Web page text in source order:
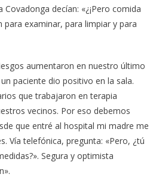
decían: «¿¡Pero comida
para examinar, para limpiar y para
aumentaron en nuestro último
paciente dio positivo en la sala.
que trabajaron en terapia
vecinos. Por eso debemos
que entré al hospital mi madre me
Vía telefónica, pregunta: «Pero, ¿tú
Segura y optimista